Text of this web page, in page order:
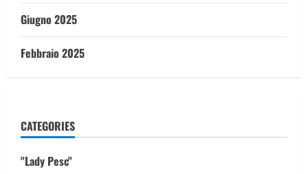
Giugno 2025
Febbraio 2025
CATEGORIES
"Lady Pesc"